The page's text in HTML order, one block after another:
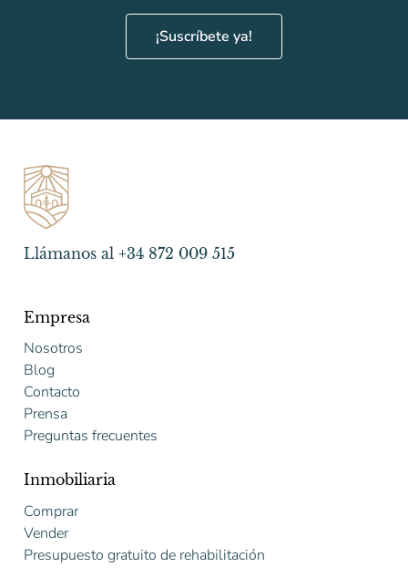
¡Suscríbete ya!
Llámanos al +34 872 009 515
Empresa
Nosotros
Blog
Contacto
Prensa
Preguntas frecuentes
Inmobiliaria
Comprar
Vender
Presupuesto gratuito de rehabilitación